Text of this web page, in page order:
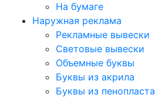
На бумаге
Наружная реклама
Рекламные вывески
Световые вывески
Объемные буквы
Буквы из акрила
Буквы из пенопласта